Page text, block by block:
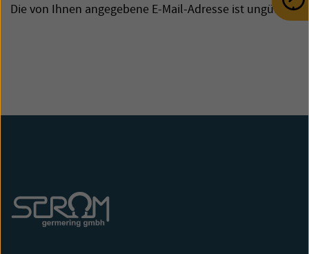
Die von Ihnen angegebene E-Mail-Adresse ist ungültig.